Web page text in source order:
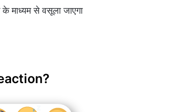
माध्यम से वसूला जाएगा